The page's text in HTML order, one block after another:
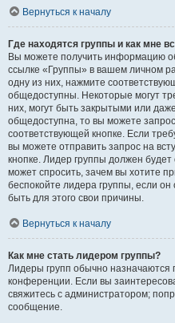
Вернуться к началу
Где находятся группы и как мне
Вы можете получить информацию
ссылке «Группы» в вашем личном
одну из них, нажмите
общедоступны. Некоторые могут
них, могут быть закрытыми или
общедоступна, то вы можете
соответствующей кнопке. Если
вы можете отправить запрос на
кнопке. Лидер группы должен
может спросить, зачем вы хотите
беспокойте лидера группы, если он
быть для этого свои причины.
Вернуться к началу
Как мне стать лидером группы?
Лидеры групп обычно назначаются
конференции. Если вы
свяжитесь с администратором;
сообщение.